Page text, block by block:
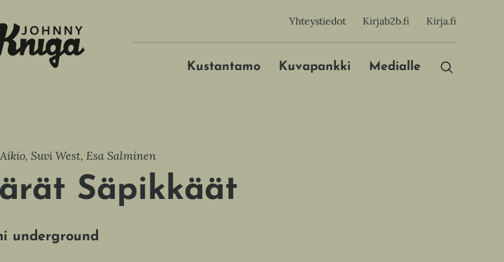
Yhteystiedot Kirjab2b.fi Kirja.fi
Päävalikko
Kustantamo Kuvapankki Medialle
Suvi West, Esa Salminen
Säpikkäät
underground